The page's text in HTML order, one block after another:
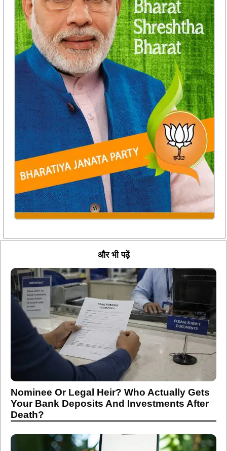
और भी पढ़ें
Nominee Or Legal Heir? Who Actually Gets
Your Bank Deposits And Investments After
Death?